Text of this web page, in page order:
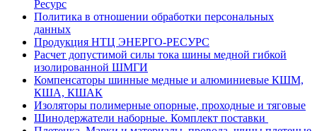
Ресурс
Политика в отношении обработки персональных
данных
Продукция НТЦ ЭНЕРГО-РЕСУРС
Расчет допустимой силы тока шины медной гибкой
изолированной ШМГИ
Компенсаторы шинные медные и алюминиевые КШМ,
КША, КШАК
Изоляторы полимерные опорные, проходные и тяговые
Шинодержатели наборные. Комплект поставки